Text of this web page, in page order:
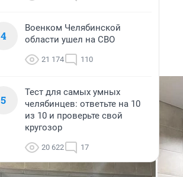
4
Военком Челябинской
области ушел на СВО
21 174 110
5
Тест для самых умных
челябинцев: ответьте на 10
из 10 и проверьте свой
кругозор
20 622 17